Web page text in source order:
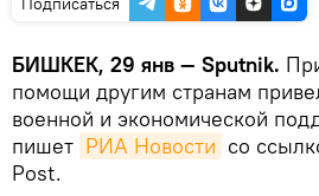
БИШКЕК, 29 янв — Sputnik.
помощи другим странам
военной и экономической
пишет РИА Новости со
Post.